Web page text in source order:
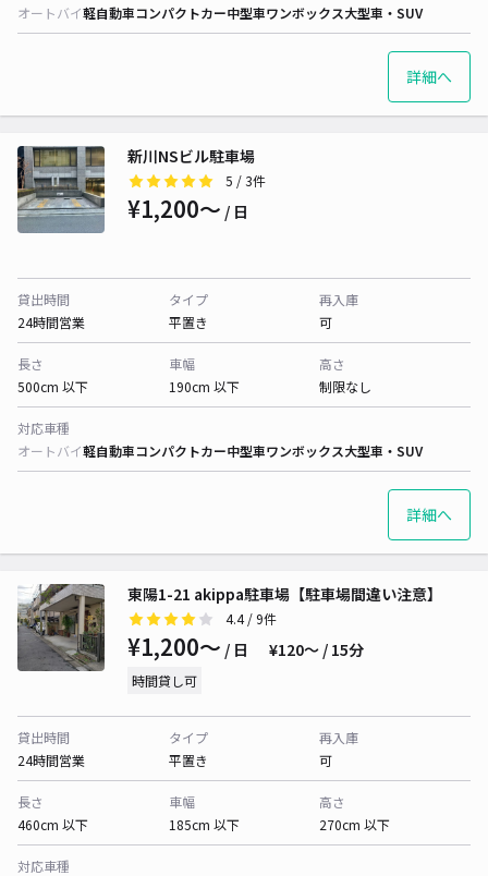
オートバイ軽自動車コンパクトカー中型車ワンボックス大型車・SUV
詳細へ
新川NSビル駐車場
5 / 3件
¥1,200〜 / 日
貸出時間
24時間営業
タイプ
平置き
再入庫
可
長さ
500cm 以下
車幅
190cm 以下
高さ
制限なし
対応車種
オートバイ軽自動車コンパクトカー中型車ワンボックス大型車・SUV
詳細へ
東陽1-21 akippa駐車場【駐車場間違い注意】
4.4/ 9件
¥1,200〜 / 日 ¥120〜 / 15分
時間貸し可
貸出時間
24時間営業
タイプ
平置き
再入庫
可
長さ
460cm 以下
車幅
185cm 以下
高さ
270cm 以下
対応車種